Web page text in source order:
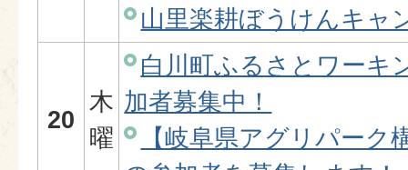
山里楽耕ぼうけんキャ
20
木
曜
白川町ふるさとワー
加者募集中！
【岐阜県アグリパーク